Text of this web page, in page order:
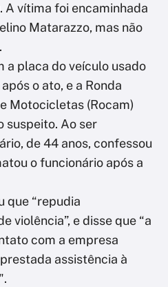
A vítima foi encaminhada
Matarazzo, mas não
a placa do veículo usado
o ato, e a Ronda
Motocicletas (Rocam)
suspeito. Ao ser
de 44 anos, confessou
o funcionário após a
que “repudia
violência”, e disse que “a
com a empresa
assistência à